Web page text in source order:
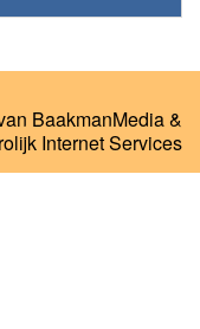
BaakmanMedia&
Internet Services